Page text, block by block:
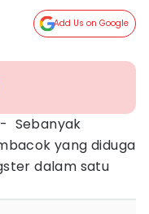
Add Us on Google
- Sebanyak
yang diduga
dalam satu